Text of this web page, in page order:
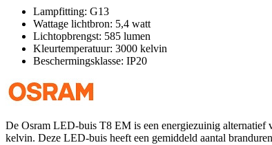
Lampfitting: G13
Wattage lichtbron: 5,4 watt
Lichtopbrengst: 585 lumen
Kleurtemperatuur: 3000 kelvin
Beschermingsklasse: IP20
De Osram LED-buis T8 EM is een energiezuinig alternatief
kelvin. Deze LED-buis heeft een gemiddeld aantal